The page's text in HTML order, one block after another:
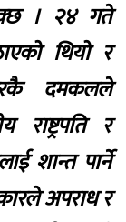
। २४ गते
थियो र
दमकलले
र
शान्त पार्ने
अपराध र